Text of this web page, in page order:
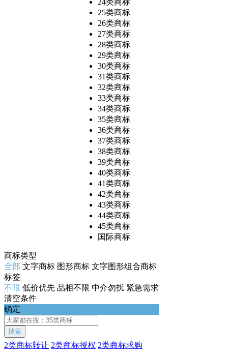
24类商标
25类商标
26类商标
27类商标
28类商标
29类商标
30类商标
31类商标
32类商标
33类商标
34类商标
35类商标
36类商标
37类商标
38类商标
39类商标
40类商标
41类商标
42类商标
43类商标
44类商标
45类商标
国际商标
商标类型
全部 文字商标 图形商标 文字图形组合商标
标签
不限 低价优先 品相不限 中介勿扰 紧急需求
清空条件
确定
搜索
2类商标转让 2类商标授权 2类商标求购